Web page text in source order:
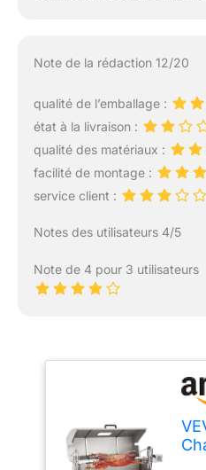
Note de la rédaction 12/20
qualité de l’emballage :
état à la livraison :
qualité des matériaux :
facilité de montage :
service client :
Notes des utilisateurs 4/5
Note de 4 pour 3 utilisateurs